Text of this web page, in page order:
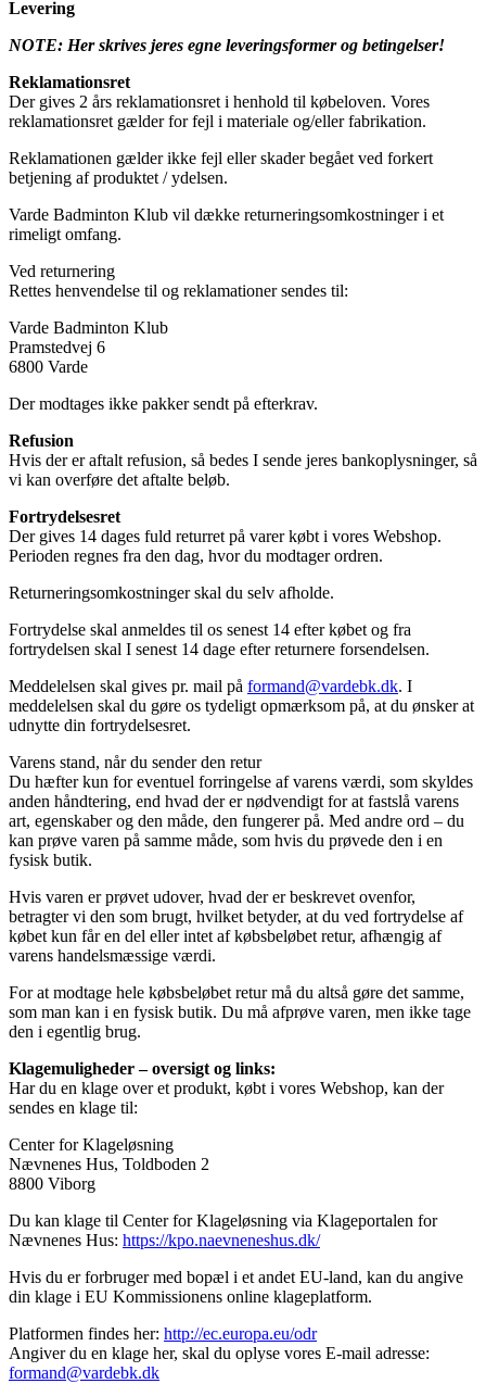
Levering
NOTE: Her skrives jeres egne leveringsformer og betingelser!
Reklamationsret
Der gives 2 års reklamationsret i henhold til købeloven. Vores
reklamationsret gælder for fejl i materiale og/eller fabrikation.
Reklamationen gælder ikke fejl eller skader begået ved forkert
betjening af produktet / ydelsen.
Varde Badminton Klub vil dække returneringsomkostninger i et
rimeligt omfang.
Ved returnering
Rettes henvendelse til og reklamationer sendes til:
Varde Badminton Klub
Pramstedvej 6
6800 Varde
Der modtages ikke pakker sendt på efterkrav.
Refusion
Hvis der er aftalt refusion, så bedes I sende jeres bankoplysninger, så
vi kan overføre det aftalte beløb.
Fortrydelsesret
Der gives 14 dages fuld returret på varer købt i vores Webshop.
Perioden regnes fra den dag, hvor du modtager ordren.
Returneringsomkostninger skal du selv afholde.
Fortrydelse skal anmeldes til os senest 14 efter købet og fra
fortrydelsen skal I senest 14 dage efter returnere forsendelsen.
Meddelelsen skal gives pr. mail på formand@vardebk.dk. I
meddelelsen skal du gøre os tydeligt opmærksom på, at du ønsker at
udnytte din fortrydelsesret.
Varens stand, når du sender den retur
Du hæfter kun for eventuel forringelse af varens værdi, som skyldes
anden håndtering, end hvad der er nødvendigt for at fastslå varens
art, egenskaber og den måde, den fungerer på. Med andre ord – du
kan prøve varen på samme måde, som hvis du prøvede den i en
fysisk butik.
Hvis varen er prøvet udover, hvad der er beskrevet ovenfor,
betragter vi den som brugt, hvilket betyder, at du ved fortrydelse af
købet kun får en del eller intet af købsbeløbet retur, afhængig af
varens handelsmæssige værdi.
For at modtage hele købsbeløbet retur må du altså gøre det samme,
som man kan i en fysisk butik. Du må afprøve varen, men ikke tage
den i egentlig brug.
Klagemuligheder – oversigt og links:
Har du en klage over et produkt, købt i vores Webshop, kan der
sendes en klage til:
Center for Klageløsning
Nævnenes Hus, Toldboden 2
8800 Viborg
Du kan klage til Center for Klageløsning via Klageportalen for
Nævnenes Hus: https://kpo.naevneneshus.dk/
Hvis du er forbruger med bopæl i et andet EU-land, kan du angive
din klage i EU Kommissionens online klageplatform.
Platformen findes her: http://ec.europa.eu/odr
Angiver du en klage her, skal du oplyse vores E-mail adresse:
formand@vardebk.dk